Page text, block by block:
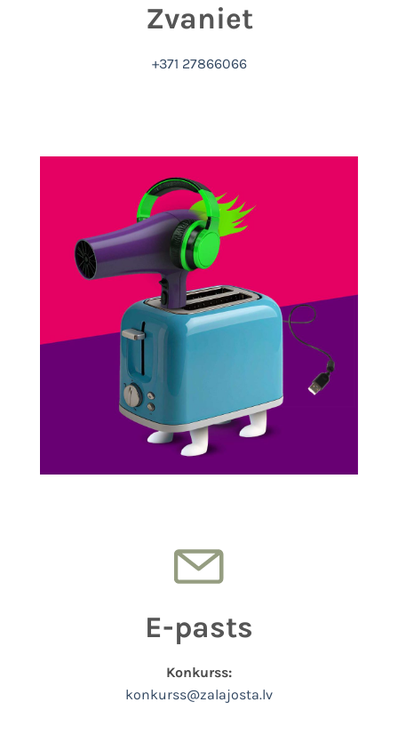
Zvaniet
+371 27866066
E-pasts
Konkurss:
konkurss@zalajosta.lv